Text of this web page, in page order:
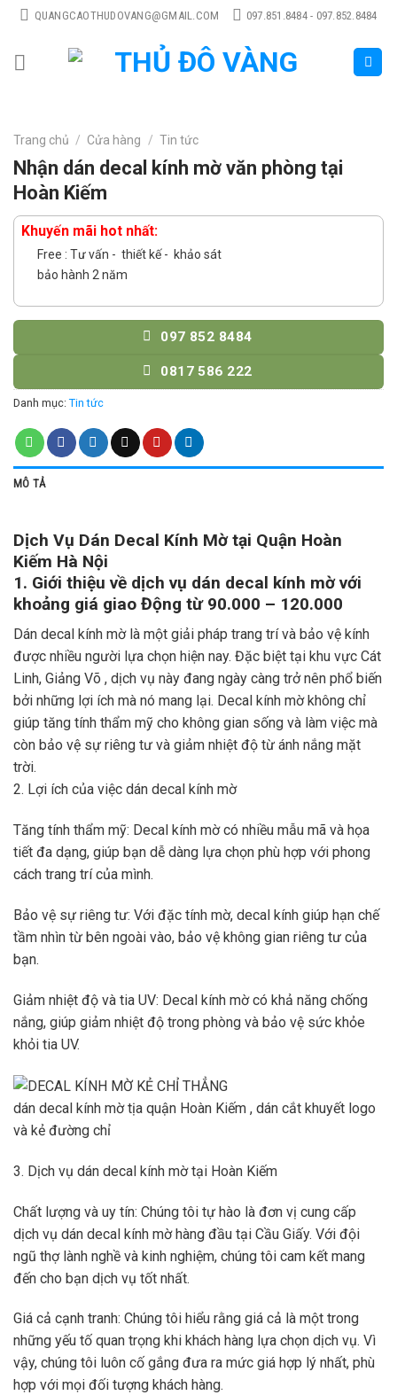
Skip
content
QUANGCAOTHUDOVANG@GMAIL.COM 097.851.8484 - 097.852.8484
Trang chủ / Cửa hàng / Tin tức
Nhận dán decal kính mờ văn phòng tại
Hoàn Kiếm
Khuyến mãi hot nhất:
Free : Tư vấn - thiết kế - khảo sát
bảo hành 2 năm
097 852 8484
0817 586 222
Danh mục: Tin tức
MÔ TẢ
Dịch Vụ Dán Decal Kính Mờ tại Quận Hoàn
Kiếm Hà Nội
1. Giới thiệu về dịch vụ dán decal kính mờ với
khoảng giá giao Động từ 90.000 – 120.000
Dán decal kính mờ là một giải pháp trang trí và bảo vệ kính
được nhiều người lựa chọn hiện nay. Đặc biệt tại khu vực Cát
Linh, Giảng Võ , dịch vụ này đang ngày càng trở nên phổ biến
bởi những lợi ích mà nó mang lại. Decal kính mờ không chỉ
giúp tăng tính thẩm mỹ cho không gian sống và làm việc mà
còn bảo vệ sự riêng tư và giảm nhiệt độ từ ánh nắng mặt
trời.
2. Lợi ích của việc dán decal kính mờ
Tăng tính thẩm mỹ: Decal kính mờ có nhiều mẫu mã và họa
tiết đa dạng, giúp bạn dễ dàng lựa chọn phù hợp với phong
cách trang trí của mình.
Bảo vệ sự riêng tư: Với đặc tính mờ, decal kính giúp hạn chế
tầm nhìn từ bên ngoài vào, bảo vệ không gian riêng tư của
bạn.
Giảm nhiệt độ và tia UV: Decal kính mờ có khả năng chống
nắng, giúp giảm nhiệt độ trong phòng và bảo vệ sức khỏe
khỏi tia UV.
dán decal kính mờ tịa quận Hoàn Kiếm , dán cắt khuyết logo
và kẻ đường chỉ
3. Dịch vụ dán decal kính mờ tại Hoàn Kiếm
Chất lượng và uy tín: Chúng tôi tự hào là đơn vị cung cấp
dịch vụ dán decal kính mờ hàng đầu tại Cầu Giấy. Với đội
ngũ thợ lành nghề và kinh nghiệm, chúng tôi cam kết mang
đến cho bạn dịch vụ tốt nhất.
Giá cả cạnh tranh: Chúng tôi hiểu rằng giá cả là một trong
những yếu tố quan trọng khi khách hàng lựa chọn dịch vụ. Vì
vậy, chúng tôi luôn cố gắng đưa ra mức giá hợp lý nhất, phù
hợp với mọi đối tượng khách hàng.